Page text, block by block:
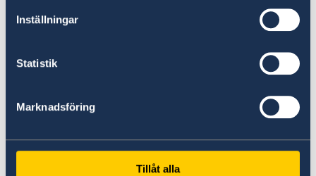
Inställningar
Statistik
Marknadsföring
Tillåt alla
Ministerio de Asuntos Exteriores de Suecia.
Suecia (en inglés)
irregularidades (en inglés)